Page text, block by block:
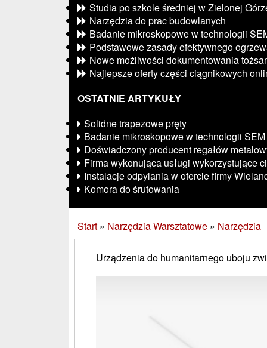
Studia po szkole średniej w Zielonej
Narzędzia do prac budowlanych
Badanie mikroskopowe w technologii
Podstawowe zasady efektywnego
Nowe możliwości dokumentowania
Najlepsze oferty części ciągnikowych
OSTATNIE ARTYKUŁY
Solidne trapezowe pręty
Badanie mikroskopowe w technologii SEM
Doświadczony producent regałów
Firma wykonująca usługi wykorzystujące
Instalacje odpylania w ofercie firmy
Komora do śrutowania
Start » Narzędzia Warsztatowe » Narzędzia
Urządzenia do humanitarnego uboju